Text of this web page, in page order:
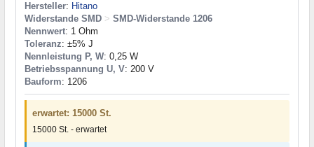
Hersteller: Hitano
Widerstande SMD > SMD-Widerstande 1206
Nennwert: 1 Ohm
Toleranz: ±5% J
Nennleistung P, W: 0,25 W
Betriebsspannung U, V: 200 V
Bauform: 1206
erwartet: 15000 St.
15000 St. - erwartet